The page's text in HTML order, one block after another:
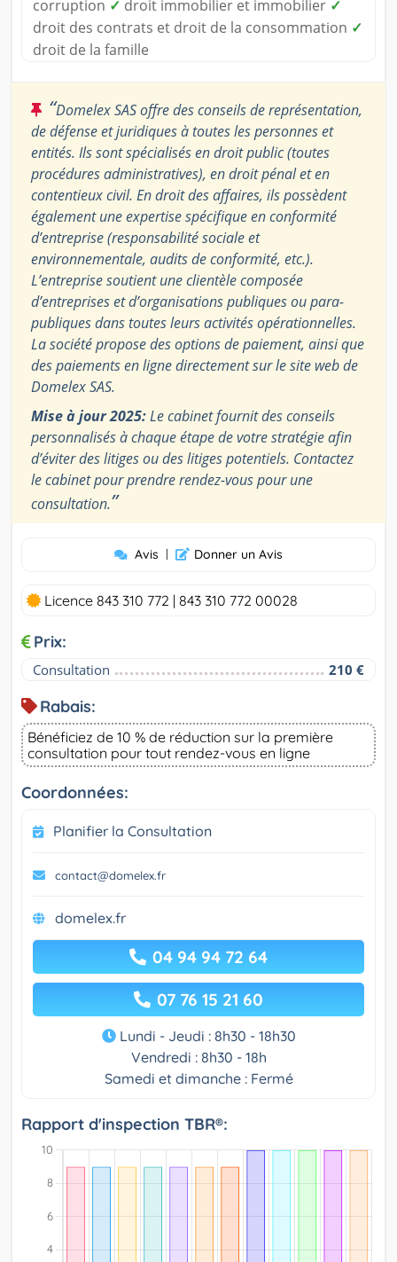
corruption ✓ droit immobilier et immobilier ✓
droit des contrats et droit de la consommation ✓
droit de la famille
“Domelex SAS offre des conseils de représentation,
de défense et juridiques à toutes les personnes et
entités. Ils sont spécialisés en droit public (toutes
procédures administratives), en droit pénal et en
contentieux civil. En droit des affaires, ils possèdent
également une expertise spécifique en conformité
d’entreprise (responsabilité sociale et
environnementale, audits de conformité, etc.).
L’entreprise soutient une clientèle composée
d’entreprises et d’organisations publiques ou para-
publiques dans toutes leurs activités opérationnelles.
La société propose des options de paiement, ainsi que
des paiements en ligne directement sur le site web de
Domelex SAS.
Mise à jour 2025:Le cabinet fournit des conseils
personnalisés à chaque étape de votre stratégie afin
d’éviter des litiges ou des litiges potentiels. Contactez
le cabinet pour prendre rendez-vous pour une
consultation.”
Avis | Donner un Avis
Licence 843 310 772 | 843 310 772 00028
Prix:
Consultation 210 €
Rabais:
Bénéficiez de 10 % de réduction sur la première
consultation pour tout rendez-vous en ligne
Coordonnées:
Planifier la Consultation
contact@domelex.fr
domelex.fr
04 94 94 72 64
07 76 15 21 60
Lundi - Jeudi : 8h30 - 18h30
Vendredi : 8h30 - 18h
Samedi et dimanche : Fermé
Rapport d'inspection TBR®: